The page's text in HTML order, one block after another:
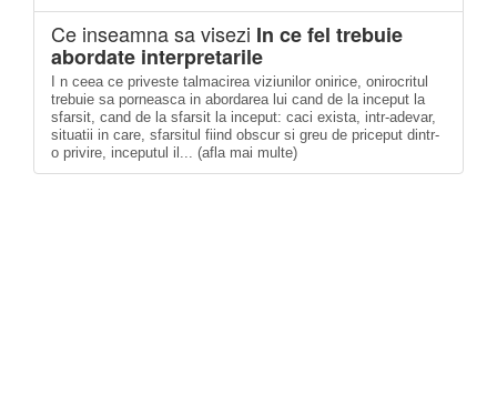
Ce inseamna sa visezi In ce fel trebuie
abordate interpretarile
I n ceea ce priveste talmacirea viziunilor onirice, onirocritul
trebuie sa porneasca in abordarea lui cand de la inceput la
sfarsit, cand de la sfarsit la inceput: caci exista, intr-adevar,
situatii in care, sfarsitul fiind obscur si greu de priceput dintr-
o privire, inceputul il... (afla mai multe)